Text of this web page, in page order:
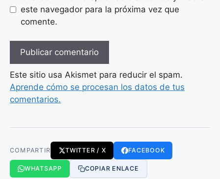
este navegador para la próxima vez que
comente.
Este sitio usa Akismet para reducir el spam.
Aprende cómo se procesan los datos de tus
comentarios.
COMPARTIR TWITTER / X FACEBOOK
WHATSAPP COPIAR ENLACE